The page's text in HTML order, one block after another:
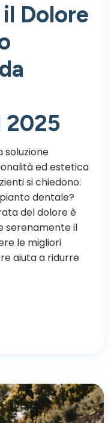
Dolore
2025
soluzione
ed estetica
si chiedono:
dentale?
del dolore è
serenamente il
le migliori
aiuta a ridurre